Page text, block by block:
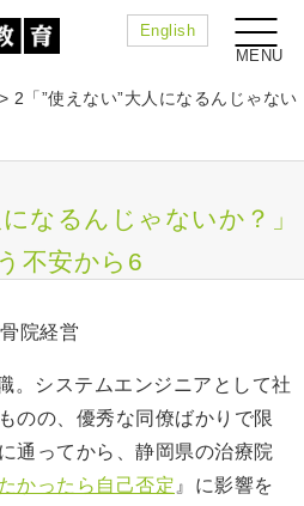
English
> 2「”使えない”大人になるんじゃない
なるんじゃないか？」
不安から6
院経営
。システムエンジニアとして社
のの、優秀な同僚ばかりで限
通ってから、静岡県の治療院
かったら自己否定』に影響を